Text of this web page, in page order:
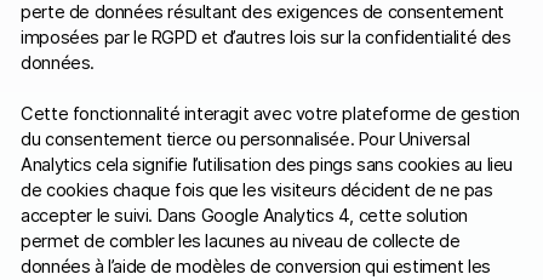
perte de données résultant des exigences de consentement
imposées par le RGPD et d’autres lois sur la confidentialité des
données.
Cette fonctionnalité interagit avec votre plateforme de gestion
du consentement tierce ou personnalisée. Pour Universal
Analytics cela signifie l’utilisation des pings sans cookies au lieu
de cookies chaque fois que les visiteurs décident de ne pas
accepter le suivi. Dans Google Analytics 4, cette solution
permet de combler les lacunes au niveau de collecte de
données à l’aide de modèles de conversion qui estiment les